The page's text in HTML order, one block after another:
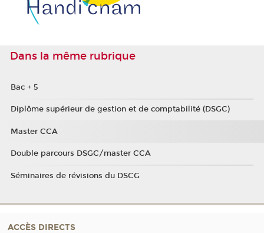
Dans la même rubrique
Bac + 5
Diplôme supérieur de gestion et de comptabilité (DSGC)
Master CCA
Double parcours DSGC/master CCA
Séminaires de révisions du DSCG
ACCÈS DIRECTS